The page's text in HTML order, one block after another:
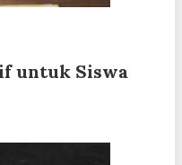
untuk Siswa